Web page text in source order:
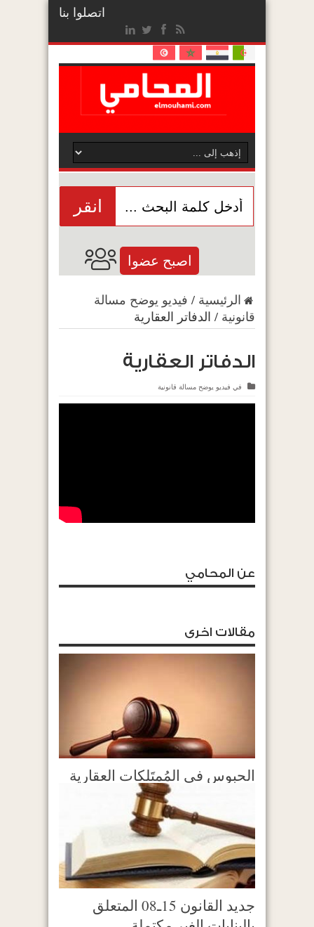
اتصلوا بنا
انقر
اصبح عضوا
الرئيسية / فيديو يوضح مسالة
قانونية / الدفاتر العقارية
الدفاتر العقارية
في فيديو يوضح مسالة قانونية
عن المحامي
مقالات اخرى
الحبوس في المُمتَلكات العقارية
جديد القانون 15ـ08 المتعلق